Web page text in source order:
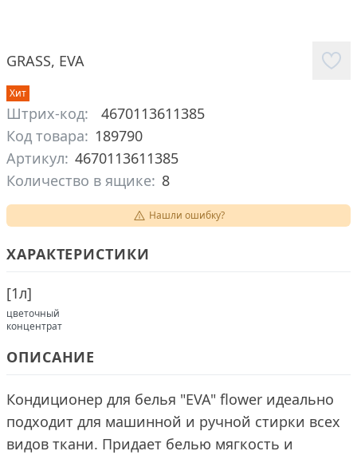
GRASS, EVA
Хит
Штрих-код:
4670113611385
Код товара: 189790
Артикул: 4670113611385
Количество в ящике: 8
Нашли ошибку?
ХАРАКТЕРИСТИКИ
[1л]
цветочный
концентрат
ОПИСАНИЕ
Кондиционер для белья "EVA" flower идеально
подходит для машинной и ручной стирки всех
видов ткани. Придает белью мягкость и